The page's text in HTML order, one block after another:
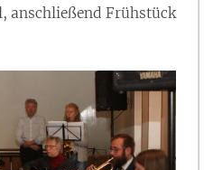
anschließend Frühstück